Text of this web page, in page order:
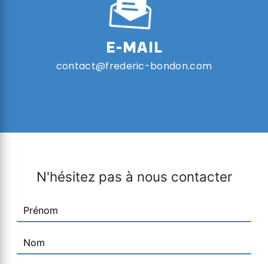
E-MAIL
contact@frederic-bondon.com
N'hésitez pas à nous contacter